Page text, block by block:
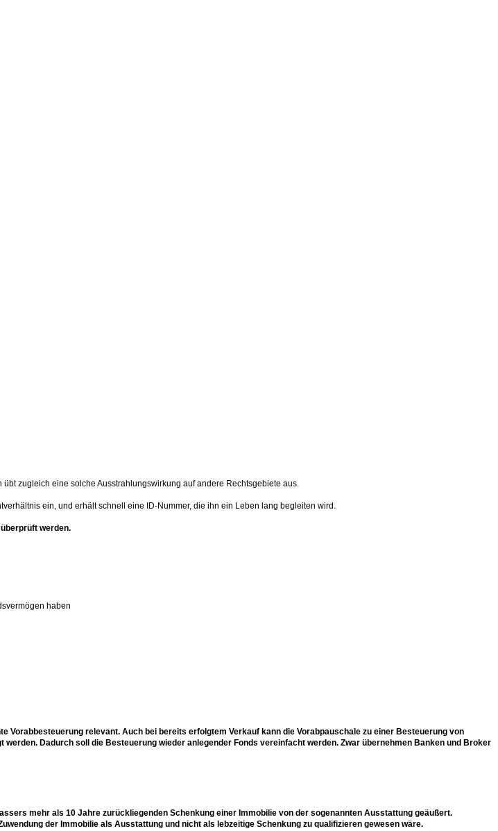
zugleich eine solche Ausstrahlungswirkung auf andere Rechtsgebiete aus.
ein, und erhält schnell eine ID-Nummer, die ihn ein Leben lang begleiten wird.
werden.
haben
relevant. Auch bei bereits erfolgtem Verkauf kann die Vorabpauschale zu einer Besteuerung von
Dadurch soll die Besteuerung wieder anlegender Fonds vereinfacht werden. Zwar übernehmen Banken und Broker
mehr als 10 Jahre zurückliegenden Schenkung einer Immobilie von der sogenannten Ausstattung geäußert.
der Immobilie als Ausstattung und nicht als lebzeitige Schenkung zu qualifizieren gewesen wäre.